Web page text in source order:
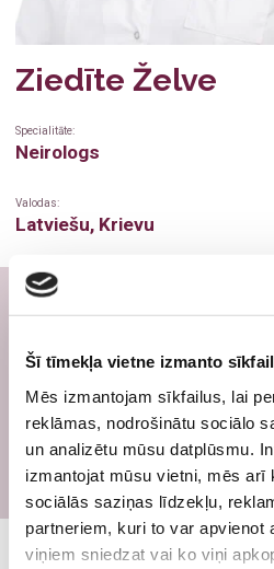
Šī tīmekļa vietne izmanto
Mēs izmantojam sīkfailus, lai
reklāmas, nodrošinātu sociālo
un analizētu mūsu datplūsmu.
izmantojat mūsu vietni, mēs arī
sociālās saziņas līdzekļu,
partneriem, kuri to var apvienot
viņiem sniedzat vai ko viņi
Medicīniskā komisija
Fizioterapija
Ultrasonogrāfija
Radioloģiskie
Imunoloģija
Neiroloģija
Psihiatrija
Plastiskā ķirurģija
Zobu higiēnists
Radiologs
Ultrasonogrāfijas
Fizioterapeits
Neirologs
Psihiatrs
Imunologs
Ginekologs
Plastikas ķirurgs
Ziedīte Želve
Specialitāte:
Neirologs
Valodas:
Latviešu, Krievu
Sniedz neirologa konsultācijas;
slimības – galvassāpes, reiboņus,
veģetatīvāsnervu sistēmas
sāpes, nervu sistēmas asinsvadu
Veic vispārēju CNS darbības
Konsultē cerebrovaskulāro
profilakses gadījumos.